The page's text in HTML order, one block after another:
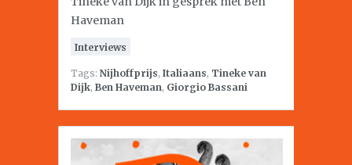
Haveman
Interviews
Tags: Nijhoffprijs, Italiaans, Tineke van
Dijk, Ben Haveman, Giorgio Bassani